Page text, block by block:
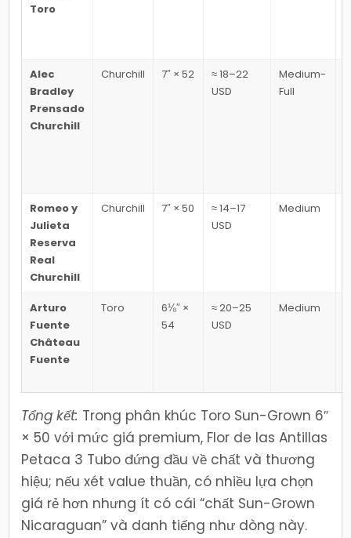
Toro
Alec
Bradley
Prensado
Churchill
Churchill 7″ × 52
≈ 18–22
USD
Medium-
Full
Romeo y
Julieta
Reserva
Real
Churchill
Churchill 7″ × 50
≈ 14–17
USD
Medium
Arturo
Fuente
Château
Fuente
Toro
6⅛″ ×
54
≈ 20–25
USD
Medium
Tổng kết: Trong phân khúc Toro Sun-Grown 6″
× 50 với mức giá premium, Flor de las Antillas
Petaca 3 Tubo đứng đầu về chất và thương
hiệu; nếu xét value thuần, có nhiều lựa chọn
giá rẻ hơn nhưng ít có cái “chất Sun-Grown
Nicaraguan” và danh tiếng như dòng này.